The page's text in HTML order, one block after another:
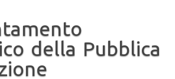
della Pubblica